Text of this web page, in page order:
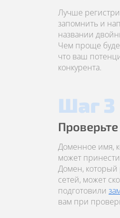
Лучше
запомнить и
названии
Чем проще
что ваш
конкурента.
Шаг 3
Доменное имя,
может
Домен,
сетей, может
подготовили
вам при